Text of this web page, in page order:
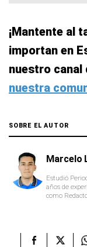
¡Mantente al
importan en
nuestro canal
nuestra
SOBRE EL AUTOR
Marcelo
Estudió
años de
como